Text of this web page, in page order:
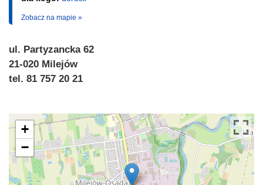
Zobacz na mapie »
ul. Partyzancka 62
21-020 Milejów
tel. 81 757 20 21
+
−